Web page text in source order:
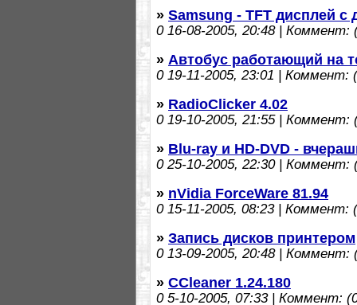
» Samsung - TFT дисплей с
016-08-2005, 20:48 | Коммент:
» Автобус работающий на
019-11-2005, 23:01 | Коммент:
» RadioClicker 4.02
019-10-2005, 21:55 | Коммент:
» Blu-ray и HD-DVD -
025-10-2005, 22:30 | Коммент:
» nVidia ForceWare 81.94
015-11-2005, 08:23 | Коммент:
» Запись дисков принтером
013-09-2005, 20:48 | Коммент:
» CCleaner 1.24.180
05-10-2005, 07:33 | Коммент: